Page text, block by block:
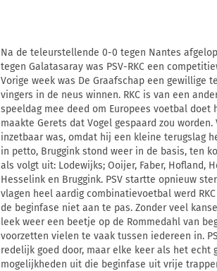
Na de teleurstellende 0-0 tegen Nantes
tegen Galatasaray was PSV-RKC een
Vorige week was De Graafschap een gewillige
vingers in de neus winnen. RKC is van een
speeldag mee deed om Europees voetbal doet
maakte Gerets dat Vogel gespaard zou
inzetbaar was, omdat hij een kleine terugslag
in petto, Bruggink stond weer in de basis, ten
als volgt uit: Lodewijks; Ooijer, Faber, Hofland,
Hesselink en Bruggink. PSV startte opnieuw
vlagen heel aardig combinatievoetbal werd
de beginfase niet aan te pas. Zonder veel
leek weer een beetje op de Rommedahl van
voorzetten vielen te vaak tussen iedereen in.
redelijk goed door, maar elke keer als het echt
mogelijkheden uit die beginfase uit vrije